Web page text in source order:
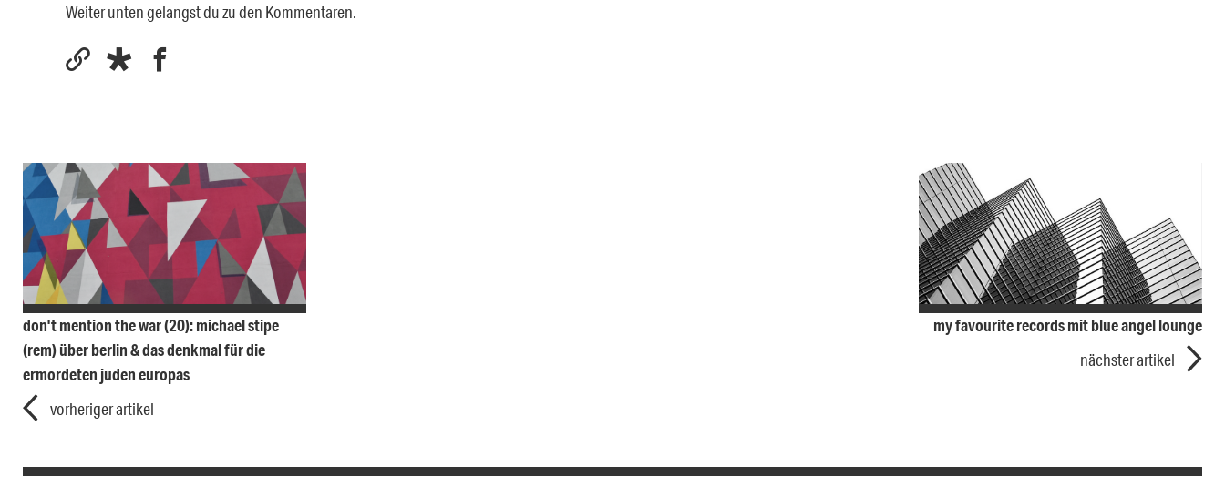
Weiter unten gelangst du zu den Kommentaren.
don't mention the war (20): michael stipe
(rem) über berlin & das denkmal für die
ermordeten juden europas
vorheriger artikel
my favourite records mit blue angel lounge
nächster artikel